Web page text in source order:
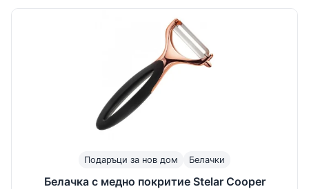
Подаръци за нов дом Белачки
Белачка с медно покритие Stelar Cooper